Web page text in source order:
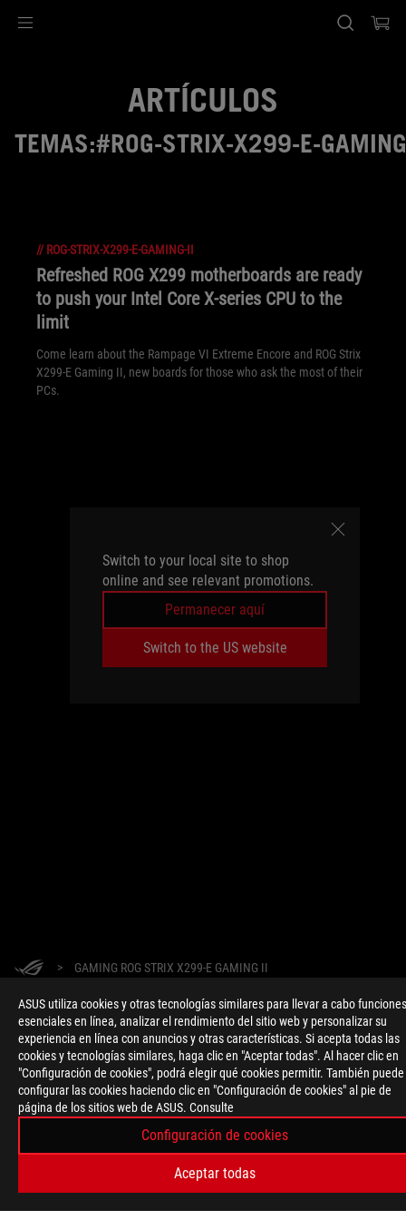
ASUS utiliza cookies y otras tecnologías similares para llevar a cabo funciones
esenciales en línea, analizar el rendimiento del sitio web y personalizar su
experiencia en línea con anuncios y otras características. Si acepta todas las
cookies y tecnologías similares, haga clic en "Aceptar todas". Al hacer clic en
"Configuración de cookies", podrá elegir qué cookies permitir. También puede
configurar las cookies haciendo clic en "Configuración de cookies" al pie de
página de los sitios web de ASUS. Consulte
Configuración de cookies
Aceptar todas
Switch to your local site to shop
online and see relevant promotions.
Permanecer aquí
Switch to the US website
ARTÍCULOS
TEMAS:#ROG-STRIX-X299-E-
// ROG-STRIX-X299-E-GAMING-II
Refreshed ROG X299 motherboards are ready
to push your Intel Core X-series CPU to the
limit
Come learn about the Rampage VI Extreme Encore and ROG Strix
X299-E Gaming II, new boards for those who ask the most of their
PCs.
> GAMING ROG STRIX X299-E GAMING II
OBTÉN LAS ÚLTIMAS OFERTAS Y MÁS
REGISTRARSE
ACERCA DE ROG